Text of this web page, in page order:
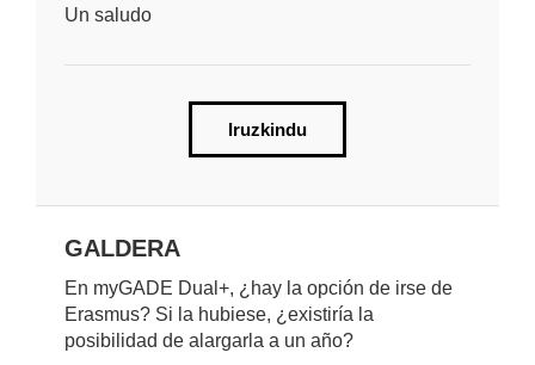
Un saludo
Iruzkindu
GALDERA
En myGADE Dual+, ¿hay la opción de irse de
Erasmus? Si la hubiese, ¿existiría la
posibilidad de alargarla a un año?